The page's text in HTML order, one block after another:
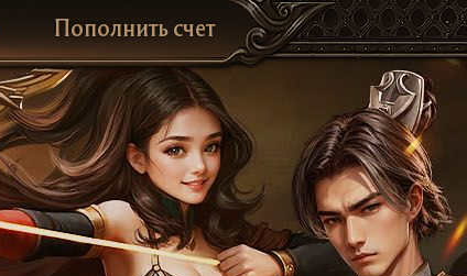
Пополнить счет